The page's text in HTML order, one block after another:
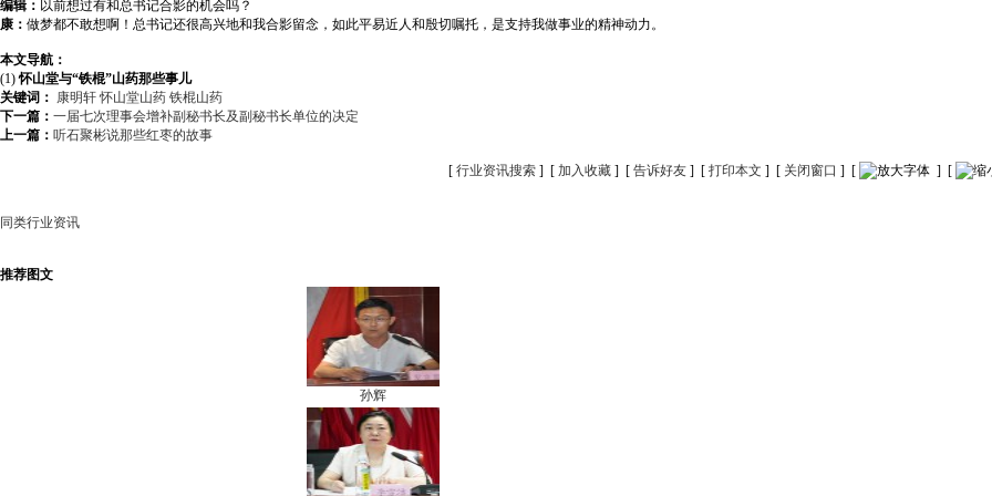
编辑： 以前想过有和总书记合影的机会吗？
康： 做梦都不敢想啊！总书记还很高兴地和我合影留念，如此平易近人和殷切嘱托，是支持我做事业的精神动力。
本文导航：
(1)怀山堂与“铁棍”山药那些事儿
关键词： 康明轩 怀山堂山药 铁棍山药
下一篇： 一届七次理事会增补副秘书长及副秘书长单位的决定
上一篇： 听石聚彬说那些红枣的故事
[ 行业资讯搜索] [ 加入收藏] [ 告诉好友] [ 打印本文 ] [ 关闭窗口 ] [ ] [
同类行业资讯
推荐图文
孙辉